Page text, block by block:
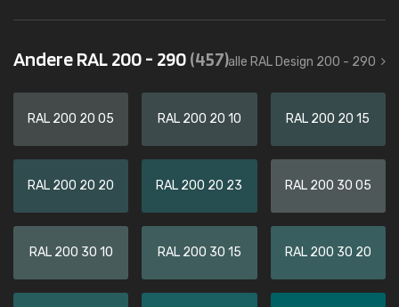
Andere RAL 200 - 290(457)alle RAL Design 200 - 290
RAL 200 20 05 RAL 200 20 10 RAL 200 20 15
RAL 200 20 20 RAL 200 20 23 RAL 200 30 05
RAL 200 30 10 RAL 200 30 15 RAL 200 30 20